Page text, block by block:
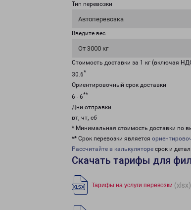
Тип перевозки
Автоперевозка
Введите вес
От 3000 кг
Стоимость доставки за 1 кг (включая
30.6*
Ориентировочный срок доставки
6 - 6**
Дни отправки
вт, чт, сб
* Минимальная стоимость доставки по
** Срок перевозки является
Рассчитайте в калькуляторе срок и
Скачать тарифы для
Тарифы на услуги перевозки (xlsx)